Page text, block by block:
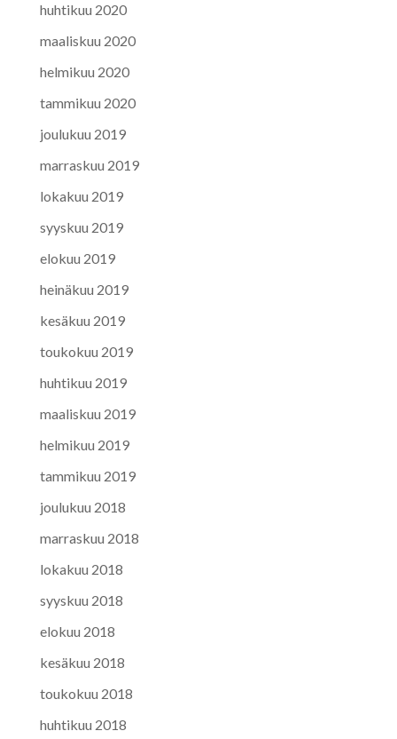
huhtikuu 2020
maaliskuu 2020
helmikuu 2020
tammikuu 2020
joulukuu 2019
marraskuu 2019
lokakuu 2019
syyskuu 2019
elokuu 2019
heinäkuu 2019
kesäkuu 2019
toukokuu 2019
huhtikuu 2019
maaliskuu 2019
helmikuu 2019
tammikuu 2019
joulukuu 2018
marraskuu 2018
lokakuu 2018
syyskuu 2018
elokuu 2018
kesäkuu 2018
toukokuu 2018
huhtikuu 2018